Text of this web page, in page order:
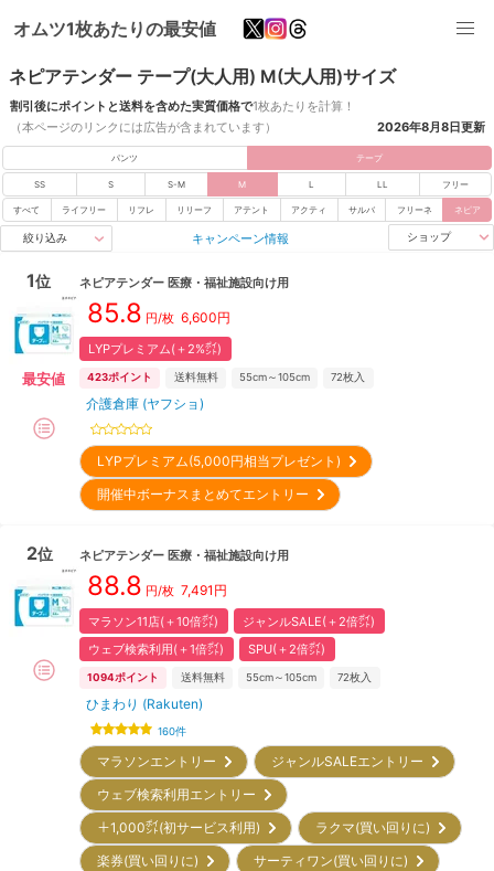
オムツ1枚あたりの最安値
ネピアテンダー テープ(大人用) M(大人用)サイズ
割引後にポイントと送料を含めた実質価格で1枚あたりを計算！
（本ページのリンクには広告が含まれています）
2026年8月8日更新
パンツ テープ
SS S S-M M L LL フリー
すべて ライフリー リフレ リリーフ アテント アクティ サルバ フリーネ ネピア
絞り込み キャンペーン情報 ショップ
1位
最安値
ネピアテンダー 医療・福祉施設向け用
85.8 円/枚 6,600円
LYPプレミアム(＋2%㌽)
423ポイント 送料無料 55cm～105cm 72枚入
介護倉庫 (ヤフショ)
LYPプレミアム(5,000円相当プレゼント)
開催中ボーナスまとめてエントリー
2位 ネピアテンダー 医療・福祉施設向け用
88.8 円/枚 7,491 円
マラソン11店(＋10倍㌽)
ジャンルSALE(＋2倍㌽)
ウェブ検索利用(＋1倍㌽)
SPU(＋2倍㌽)
1094ポイント 送料無料 55cm～105cm 72枚入
ひまわり (Rakuten)
160件
マラソンエントリー
ジャンルSALEエントリー
ウェブ検索利用エントリー
＋1,000㌽(初サービス利用)
ラクマ(買い回りに)
楽券(買い回りに)
サーティワン(買い回りに)